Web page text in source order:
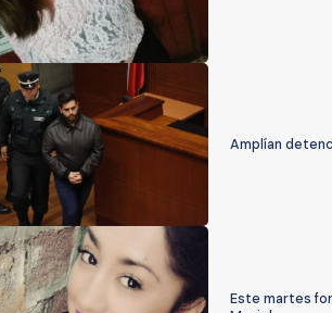
Amplían
Este martes